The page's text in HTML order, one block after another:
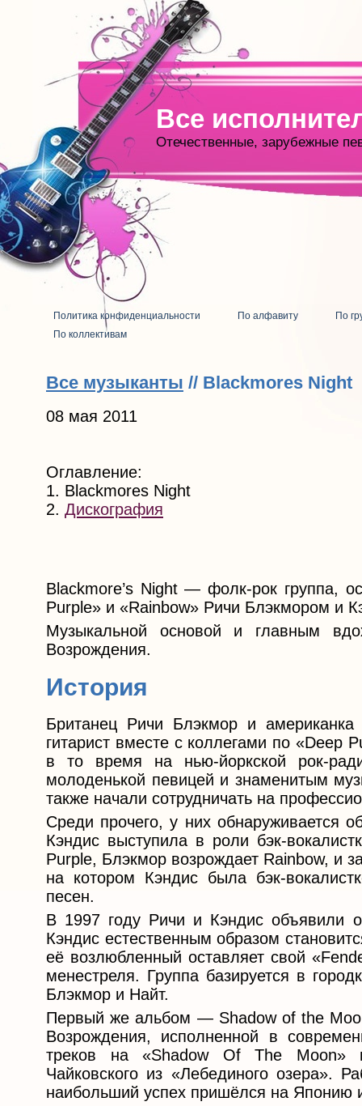
Все
Отечественные, зарубежные
Политика конфиденциальности По алфавиту
По
По коллективам
Все музыканты // Blackmores Night
08 мая 2011
Оглавление:
1. Blackmores Night
2. Дискография
Blackmore’s Night — фолк-рок группа,
Purple» и «Rainbow» Ричи Блэкмором и
Музыкальной основой и главным
Возрождения.
История
Британец Ричи Блэкмор и
гитарист вместе с коллегами по «Deep
в то время на нью-йоркской рок-
молоденькой певицей и знаменитым
также начали сотрудничать на
Среди прочего, у них обнаруживается
Кэндис выступила в роли бэк-
Purple, Блэкмор возрождает Rainbow, и
на котором Кэндис была бэк-
песен.
В 1997 году Ричи и Кэндис объявили
Кэндис естественным образом
её возлюбленный оставляет свой
менестреля. Группа базируется в
Блэкмор и Найт.
Первый же альбом — Shadow of the
Возрождения, исполненной в
треков на «Shadow Of The Moon»
Чайковского из «Лебединого озера».
наибольший успех пришёлся на Японию